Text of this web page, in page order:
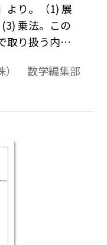
より。（1) 展
乗法。この
取り扱う内容
や，参考になる
内容の背景な
） 数学編集部